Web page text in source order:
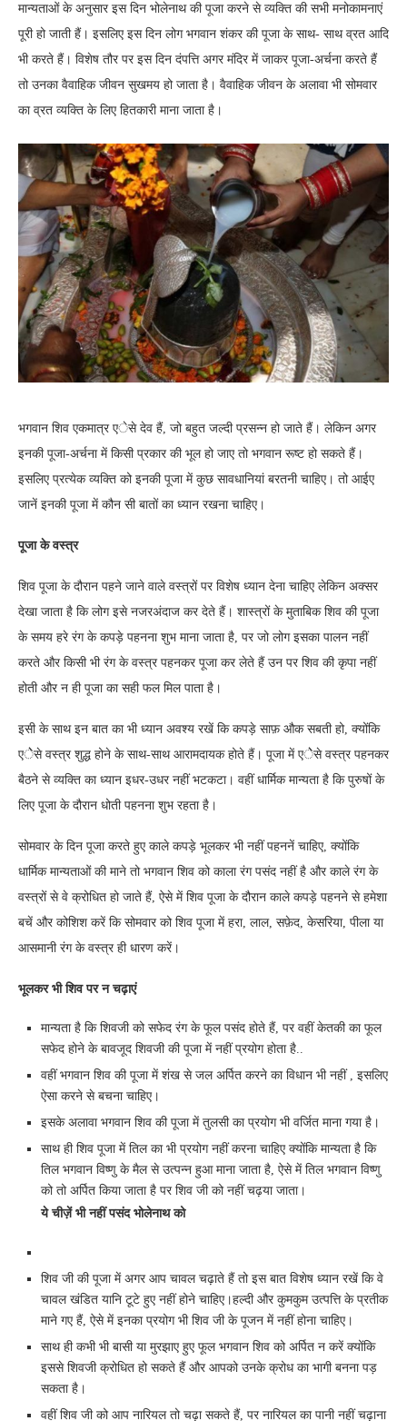
मान्यताओं के अनुसार इस दिन भोलेनाथ की पूजा करने से व्यक्ति की सभी मनोकामनाएं
पूरी हो जाती हैं। इसलिए इस दिन लोग भगवान शंकर की पूजा के साथ- साथ व्रत आदि
भी करते हैं। विशेष तौर पर इस दिन दंपत्ति अगर मंदिर में जाकर पूजा-अर्चना करते हैं
तो उनका वैवाहिक जीवन सुखमय हो जाता है। वैवाहिक जीवन के अलावा भी सोमवार
का व्रत व्यक्ति के लिए हितकारी माना जाता है।
भगवान शिव एकमात्र एेसे देव हैं, जो बहुत जल्दी प्रसन्न हो जाते हैं। लेकिन अगर
इनकी पूजा-अर्चना में किसी प्रकार की भूल हो जाए तो भगवान रूष्ट हो सकते हैं।
इसलिए प्रत्येक व्यक्ति को इनकी पूजा में कुछ सावधानियां बरतनी चाहिए। तो आईए
जानें इनकी पूजा में कौन सी बातों का ध्यान रखना चाहिए।
पूजा के वस्त्र
शिव पूजा के दौरान पहने जाने वाले वस्त्रों पर विशेष ध्यान देना चाहिए लेकिन अक्सर
देखा जाता है कि लोग इसे नजरअंदाज कर देते हैं। शास्त्रों के मुताबिक शिव की पूजा
के समय हरे रंग के कपड़े पहनना शुभ माना जाता है, पर जो लोग इसका पालन नहीं
करते और किसी भी रंग के वस्त्र पहनकर पूजा कर लेते हैं उन पर शिव की कृपा नहीं
होती और न ही पूजा का सही फल मिल पाता है।
इसी के साथ इन बात का भी ध्यान अवश्य रखें कि कपड़े साफ़ औक सबती हो, क्योंकि
एेेसे वस्त्र शुद्ध होने के साथ-साथ आरामदायक होते हैं। पूजा में एेेसे वस्त्र पहनकर
बैठने से व्यक्ति का ध्यान इधर-उधर नहीं भटकटा। वहीं धार्मिक मान्यता है कि पुरुषों के
लिए पूजा के दौरान धोती पहनना शुभ रहता है।
सोमवार के दिन पूजा करते हुए काले कपड़े भूलकर भी नहीं पहननें चाहिए, क्योंकि
धार्मिक मान्यताओं की माने तो भगवान शिव को काला रंग पसंद नहीं है और काले रंग के
वस्त्रों से वे क्रोधित हो जाते हैं, ऐसे में शिव पूजा के दौरान काले कपड़े पहनने से हमेशा
बचें और कोशिश करें कि सोमवार को शिव पूजा में हरा, लाल, सफ़ेद, केसरिया, पीला या
आसमानी रंग के वस्त्र ही धारण करें।
भूलकर भी शिव पर न चढ़ाएं
मान्यता है कि शिवजी को सफेद रंग के फूल पसंद होते हैं, पर वहीं केतकी का फूल
सफेद होने के बावजूद शिवजी की पूजा में नहीं प्रयोग होता है..
वहीं भगवान शिव की पूजा में शंख से जल अर्पित करने का विधान भी नहीं , इसलिए
ऐसा करने से बचना चाहिए।
इसके अलावा भगवान शिव की पूजा में तुलसी का प्रयोग भी वर्जित माना गया है।
साथ ही शिव पूजा में तिल का भी प्रयोग नहीं करना चाहिए क्योंकि मान्यता है कि
तिल भगवान विष्णु के मैल से उत्पन्न हुआ माना जाता है, ऐसे में तिल भगवान विष्णु
को तो अर्पित किया जाता है पर शिव जी को नहीं चढ़या जाता।
ये चीज़ें भी नहीं पसंद भोलेनाथ को
शिव जी की पूजा में अगर आप चावल चढ़ाते हैं तो इस बात विशेष ध्यान रखें कि वे
चावल खंडित यानि टूटे हुए नहीं होने चाहिए।हल्दी और कुमकुम उत्पत्ति के प्रतीक
माने गए हैं, ऐसे में इनका प्रयोग भी शिव जी के पूजन में नहीं होना चाहिए।
साथ ही कभी भी बासी या मुरझाए हुए फूल भगवान शिव को अर्पित न करें क्योंकि
इससे शिवजी क्रोधित हो सकते हैं और आपको उनके क्रोध का भागी बनना पड़
सकता है।
वहीं शिव जी को आप नारियल तो चढ़ा सकते हैं, पर नारियल का पानी नहीं चढ़ाना